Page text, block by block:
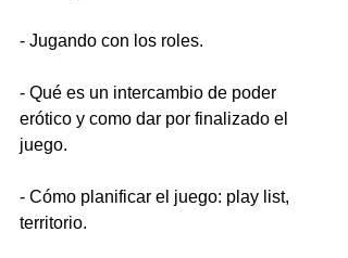
- Jugando con los roles.
- Qué es un intercambio de poder
erótico y como dar por finalizado el
juego.
- Cómo planificar el juego: play list,
territorio.